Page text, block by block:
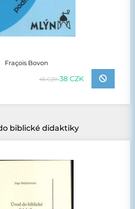
Fraçois Bovon
45 CZK38 CZK
biblické didaktiky